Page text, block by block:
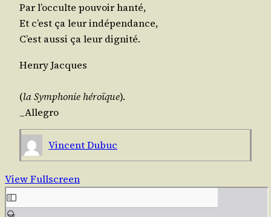
Par l’oc­culte pou­voir hanté,
Et c’est ça leur indépendance,
C’est aus­si ça leur dignité.
Hen­ry Jacques
(la Sym­pho­nie héroïque).
_Allegro
Vincent Dubuc
View Fullscreen